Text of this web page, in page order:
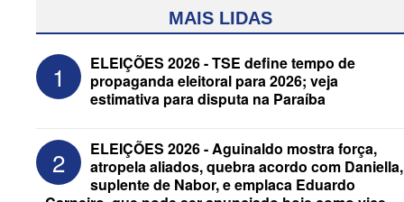
MAIS LIDAS
1
ELEIÇÕES 2026 - TSE define tempo de
propaganda eleitoral para 2026; veja
estimativa para disputa na Paraíba
2
ELEIÇÕES 2026 - Aguinaldo mostra força,
atropela aliados, quebra acordo com Daniella,
suplente de Nabor, e emplaca Eduardo